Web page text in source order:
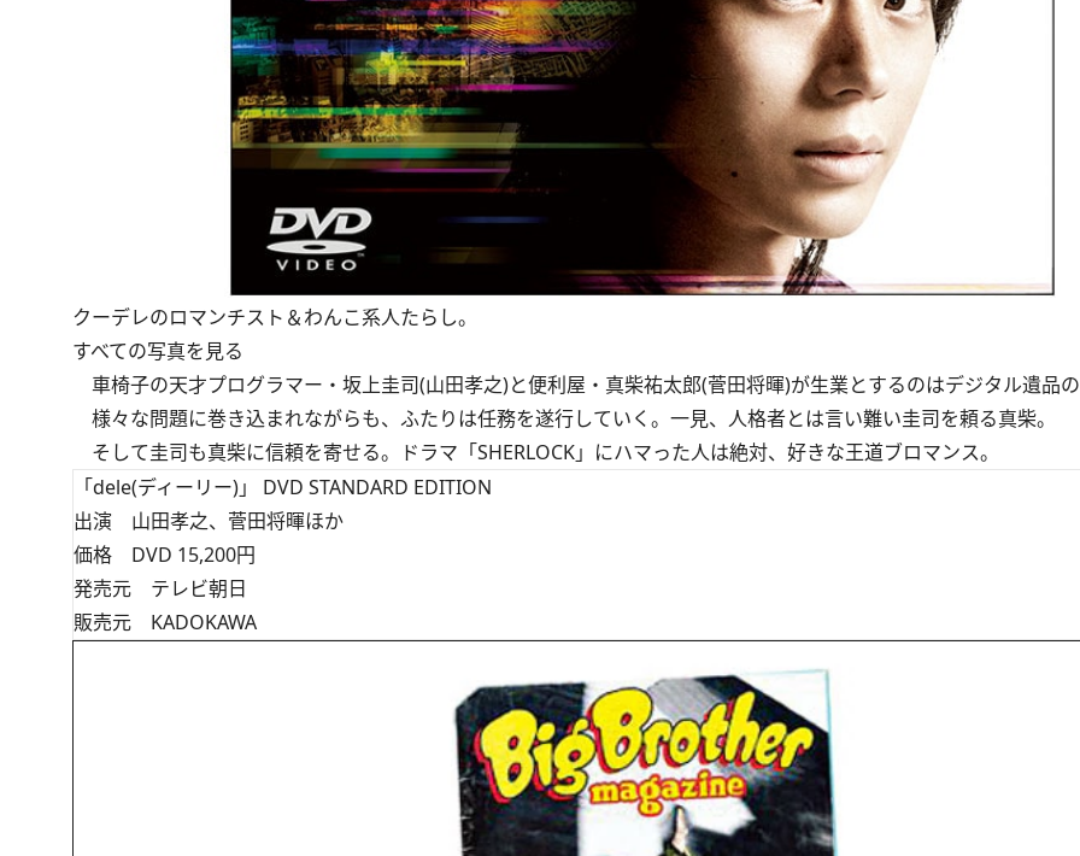
クーデレのロマンチスト＆わんこ系人たらし。
すべての写真を見る
車椅子の天才プログラマー・坂上圭司(山田孝之)と便利屋・真柴祐太郎(菅田将暉)が生業とするのはデジタル遺品
様々な問題に巻き込まれながらも、ふたりは任務を遂行していく。一見、人格者とは言い難い圭司を頼る真柴。
そして圭司も真柴に信頼を寄せる。ドラマ「SHERLOCK」にハマった人は絶対、好きな王道ブロマンス。
「dele(ディーリー)」 DVD STANDARD EDITION
出演 山田孝之、菅田将暉ほか
価格 DVD 15,200円
発売元 テレビ朝日
販売元 KADOKAWA